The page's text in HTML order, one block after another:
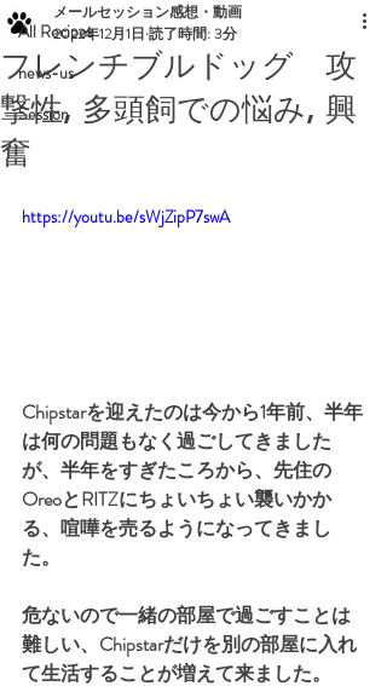
All Recipes
news-us
Session
フレンチブルドッグ 攻
撃性, 多頭飼での悩み, 興
奮
メールセッション感想・動画
2022年12月1日 読了時間: 3分
https://youtu.be/sWjZipP7swA
Chipstarを迎えたのは今から1年前、半年
は何の問題もなく過ごしてきました
が、半年をすぎたころから、先住の
OreoとRITZにちょいちょい襲いかか
る、喧嘩を売るようになってきまし
た。
危ないので一緒の部屋で過ごすことは
難しい、Chipstarだけを別の部屋に入れ
て生活することが増えて来ました。